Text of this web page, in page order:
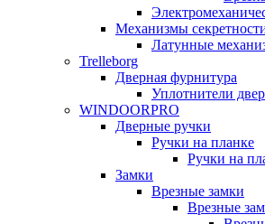
Механизмы
Латунные
Trelleborg
Дверная фурнитура
Уплотнители
WINDOORPRO
Дверные ручки
Ручки на планке
Ручки на
Замки
Врезные замки
Врезные